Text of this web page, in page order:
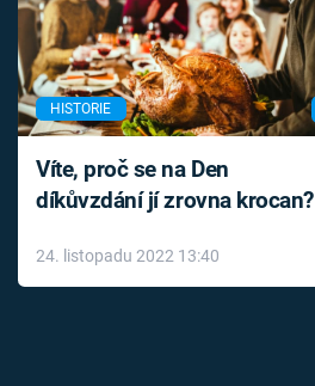
HISTORIE
Víte, proč se na Den
díkůvzdání jí zrovna krocan?
24. listopadu 2022 13:40